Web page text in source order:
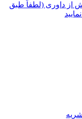
از داوری (لطفاً طبق